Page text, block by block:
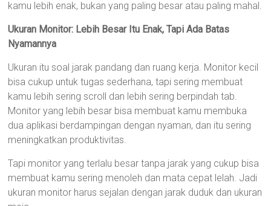
kamu lebih enak, bukan yang paling besar atau paling mahal.
Ukuran Monitor: Lebih Besar Itu Enak, Tapi Ada Batas
Nyamannya
Ukuran itu soal jarak pandang dan ruang kerja. Monitor kecil
bisa cukup untuk tugas sederhana, tapi sering membuat
kamu lebih sering scroll dan lebih sering berpindah tab.
Monitor yang lebih besar bisa membuat kamu membuka
dua aplikasi berdampingan dengan nyaman, dan itu sering
meningkatkan produktivitas.
Tapi monitor yang terlalu besar tanpa jarak yang cukup bisa
membuat kamu sering menoleh dan mata cepat lelah. Jadi
ukuran monitor harus sejalan dengan jarak duduk dan ukuran